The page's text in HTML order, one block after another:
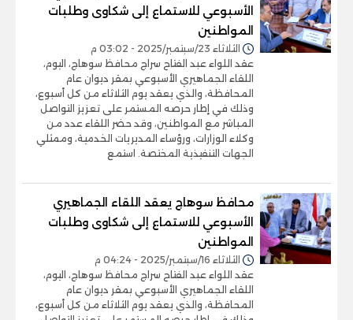
الأسبوعي للاستماع إلى شكاوى وطلبات
المواطنين
الثلاثاء 23/سبتمبر/2025 - 03:02 م
عقد اللواء عبد الفتاح سراج محافظ سوهاج، اليوم،
اللقاء الجماهيري الأسبوعي بمقر ديوان عام
المحافظة، والذي يعقد يوم الثلاثاء من كل أسبوع،
وذلك في إطار حرصه المستمر على تعزيز التواصل
المباشر مع المواطنين، وقد حضر اللقاء عدد من
وكلاء الوزارات، ورؤساء المديريات الخدمية، وممثلي
الجهات التنفيذية المختصة. استمع
محافظ سوهاج يعقد اللقاء الجماهيري
الأسبوعي للاستماع إلى شكاوى وطلبات
المواطنين
الثلاثاء 16/سبتمبر/2025 - 04:24 م
عقد اللواء عبد الفتاح سراج محافظ سوهاج، اليوم،
اللقاء الجماهيري الأسبوعي بمقر ديوان عام
المحافظة، والذي يعقد يوم الثلاثاء من كل أسبوع،